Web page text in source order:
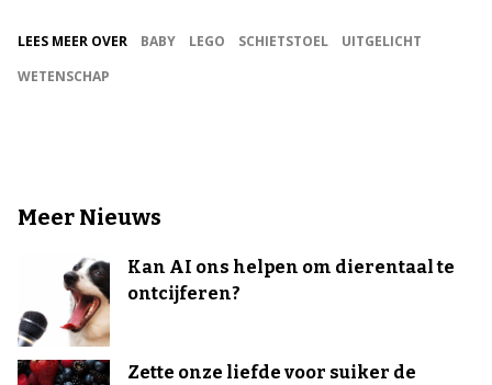
LEES MEER OVER BABY LEGO SCHIETSTOEL
UITGELICHT
WETENSCHAP
Meer Nieuws
Kan AI ons helpen om dierentaal te
ontcijferen?
Zette onze liefde voor suiker de